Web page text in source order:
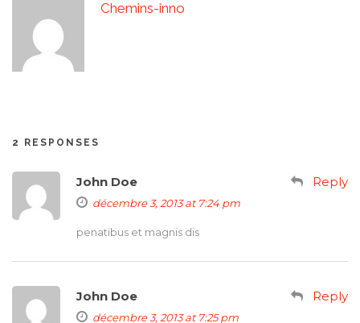
Chemins-inno
2 RESPONSES
John Doe
décembre 3, 2013 at 7:24 pm
Reply
penatibus et magnis dis
John Doe
décembre 3, 2013 at 7:25 pm
Reply